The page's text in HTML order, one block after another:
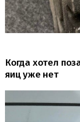
Когда хотел
яиц уже нет